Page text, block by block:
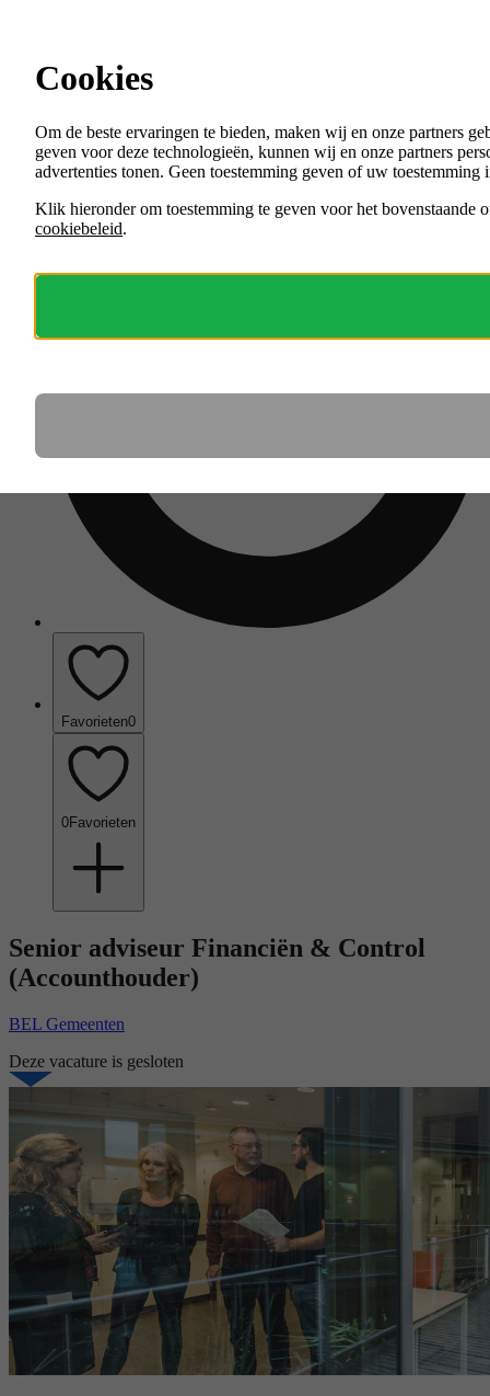
Menu
VACATURES
ORGANISATIES
Favorieten0
0Favorieten
Senior adviseur Financiën & Control
(Accounthouder)
BEL Gemeenten
Deze vacature is gesloten
Cookies
Om de beste ervaringen te bieden, maken wij en onze partners
geven voor deze technologieën, kunnen wij en onze partners
advertenties tonen. Geen toestemming geven of uw
Klik hieronder om toestemming te geven voor het bovenstaande
cookiebeleid.